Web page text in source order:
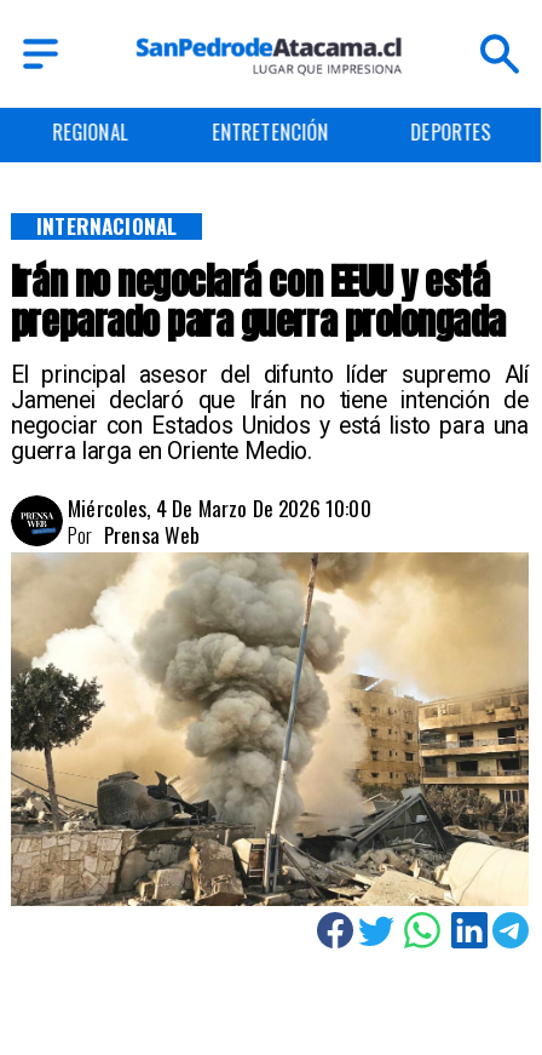
REGIONAL ENTRETENCIÓN DEPORTES
Irán no negociará con EEUU y está
preparado para guerra prolongada
El principal asesor del difunto líder supremo Alí
Jamenei declaró que Irán no tiene intención de
negociar con Estados Unidos y está listo para una
guerra larga en Oriente Medio.
INTERNACIONAL
Miércoles, 4 De Marzo De 2026 10:00
Prensa Web
Por